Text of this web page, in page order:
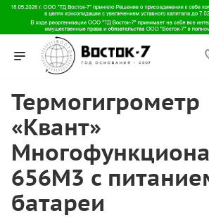
Термогигрометр
«Квант»
656М3 с
батареи